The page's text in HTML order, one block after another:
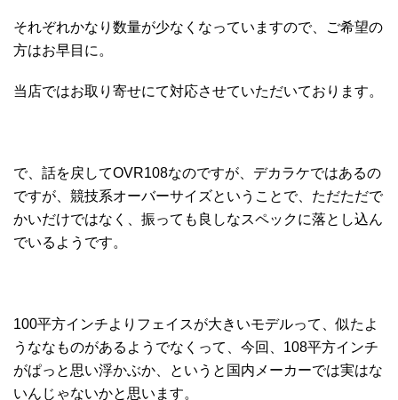
それぞれかなり数量が少なくなっていますので、ご希望の
方はお早目に。
当店ではお取り寄せにて対応させていただいております。
で、話を戻してOVR108なのですが、デカラケではあるの
ですが、競技系オーバーサイズということで、ただただで
かいだけではなく、振っても良しなスペックに落とし込ん
でいるようです。
100平方インチよりフェイスが大きいモデルって、似たよ
うななものがあるようでなくって、今回、108平方インチ
がぱっと思い浮かぶか、というと国内メーカーでは実はな
いんじゃないかと思います。